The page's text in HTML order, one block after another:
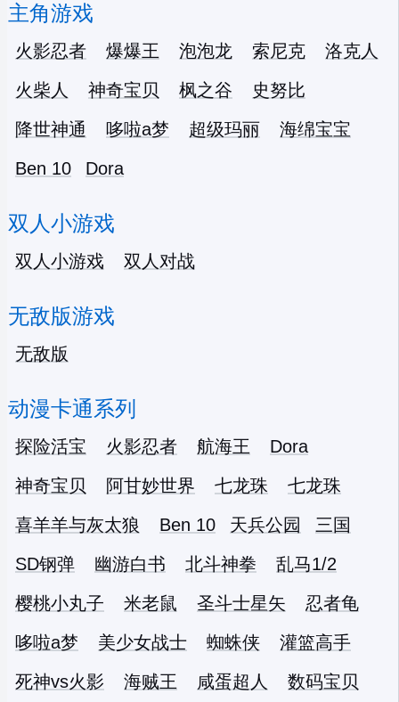
主角游戏
火影忍者 爆爆王 泡泡龙 索尼克
洛克人
火柴人
神奇宝贝 枫之谷
史努比
降世神通
哆啦a梦 超级玛丽
海绵宝宝
Ben 10
Dora
双人小游戏
双人小游戏 双人对战
无敌版游戏
无敌版
动漫卡通系列
探险活宝 火影忍者 航海王
Dora
神奇宝贝
阿甘妙世界 七龙珠
七龙珠
喜羊羊与灰太狼
Ben 10 天兵公园
三国
SD钢弹
幽游白书 北斗神拳
乱马1/2
樱桃小丸子
米老鼠 圣斗士星矢
忍者龟
哆啦a梦
美少女战士 蜘蛛侠
灌篮高手
死神vs火影
海贼王 咸蛋超人
数码宝贝